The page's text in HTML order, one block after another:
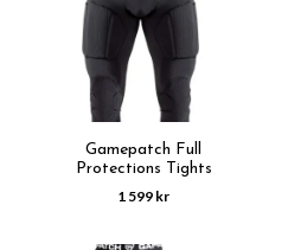
Gamepatch Full
Protections Tights
1 599 kr